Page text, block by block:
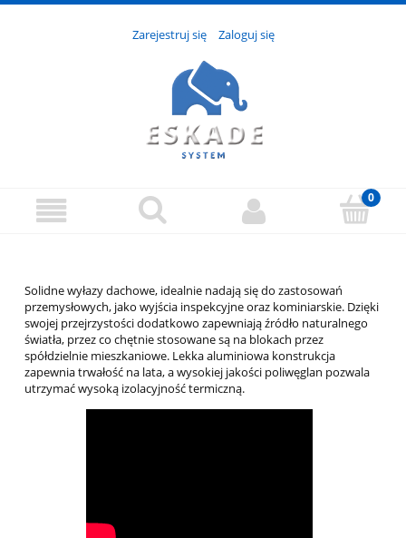
Zarejestruj się Zaloguj się
Solidne wyłazy dachowe, idealnie nadają się do zastosowań
przemysłowych, jako wyjścia inspekcyjne oraz kominiarskie. Dzięki
swojej przejrzystości dodatkowo zapewniają źródło naturalnego
światła, przez co chętnie stosowane są na blokach przez
spółdzielnie mieszkaniowe. Lekka aluminiowa konstrukcja
zapewnia trwałość na lata, a wysokiej jakości poliwęglan pozwala
utrzymać wysoką izolacyjność termiczną.